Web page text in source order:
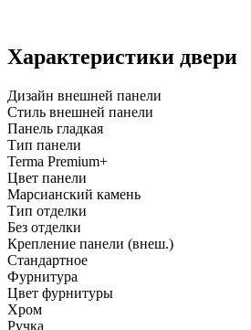
Характеристики двери
Дизайн внешней панели
Стиль внешней панели
Панель гладкая
Тип панели
Terma Premium+
Цвет панели
Марсианский камень
Тип отделки
Без отделки
Крепление панели (внеш.)
Стандартное
Фурнитура
Цвет фурнитуры
Хром
Ручка